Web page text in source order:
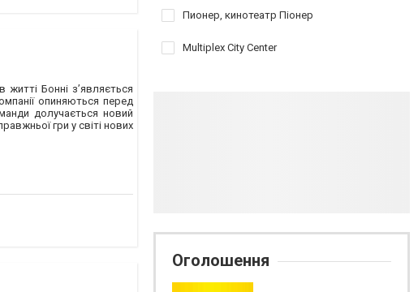
житті Бонні з’являється
опиняються перед
долучається новий
гри у світі нових
Пионер, кинотеатр Піонер
Multiplex City Center
Оголошення